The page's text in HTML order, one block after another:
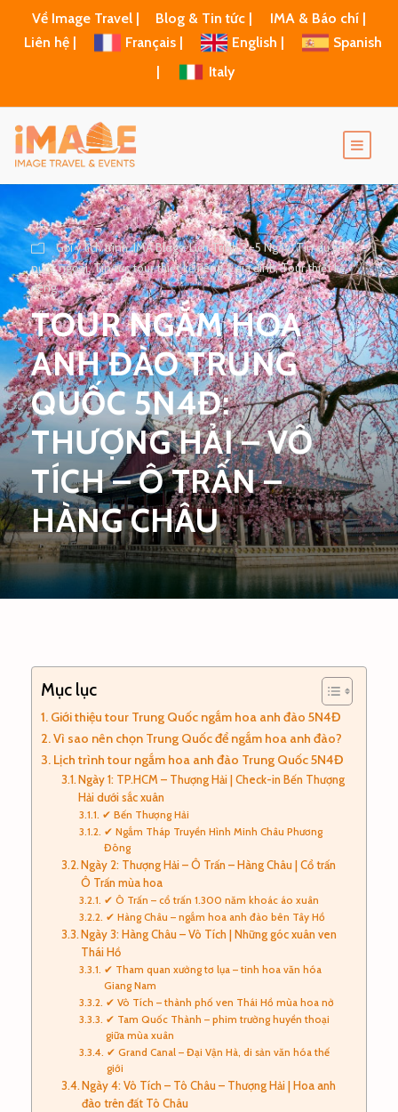
Về Image Travel | Blog & Tin tức |
IMA & Báo chí |
Liên hệ |
Français | English |
Spanish
Italy
Gợi ý lịch trình,IMA Blogs,Lịch Trình 3 -5 Ngày,Tin du lịch
nước ngoài,Tin tức tour thiết kế riêng & gia đình,Tour thiết kế
riêng
TOUR NGẮM HOA
ANH ĐÀO TRUNG
QUỐC 5N4Đ:
THƯỢNG HẢI – VÔ
TÍCH – Ô TRẤN –
HÀNG CHÂU
Mục lục
Giới thiệu tour Trung Quốc ngắm hoa anh đào 5N4Đ
Vì sao nên chọn Trung Quốc để ngắm hoa anh đào?
Lịch trình tour ngắm hoa anh đào Trung Quốc 5N4Đ
Ngày 1: TP.HCM – Thượng Hải | Check-in Bến Thượng
Hải dưới sắc xuân
✔ Bến Thượng Hải
✔ Ngắm Tháp Truyền Hình Minh Châu Phương
Đông
Ngày 2: Thượng Hải – Ô Trấn – Hàng Châu | Cổ trấn
Ô Trấn mùa hoa
✔ Ô Trấn – cổ trấn 1.300 năm khoác áo xuân
✔ Hàng Châu – ngắm hoa anh đào bên Tây Hồ
Ngày 3: Hàng Châu – Vô Tích | Những góc xuân ven
Thái Hồ
✔ Tham quan xưởng tơ lụa – tinh hoa văn hóa
Giang Nam
✔ Vô Tích – thành phố ven Thái Hồ mùa hoa nở
✔ Tam Quốc Thành – phim trường huyền thoại
giữa mùa xuân
✔ Grand Canal – Đại Vận Hà, di sản văn hóa thế
giới
Ngày 4: Vô Tích – Tô Châu – Thượng Hải | Hoa anh
đào trên đất Tô Châu